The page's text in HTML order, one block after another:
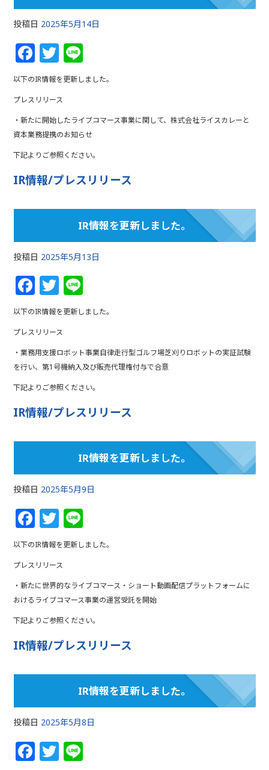
投稿日 2025年5月14日
F
a
c
e
b
o
o
k
T
w
itt
e
r
n
e
以下のIR情報を更新しました。
プレスリリース
・新たに開始したライブコマース事業に関して、株式会社ライスカレーと
資本業務提携のお知らせ
下記よりご参照ください。
IR情報/プレスリリース
IR情報を更新しました。
投稿日 2025年5月13日
F
a
c
e
b
o
o
k
T
w
itt
e
r
n
e
以下のIR情報を更新しました。
プレスリリース
・業務用支援ロボット事業自律走行型ゴルフ場芝刈りロボットの実証試験
を行い、第1号機納入及び販売代理権付与で合意
下記よりご参照ください。
IR情報/プレスリリース
IR情報を更新しました。
投稿日 2025年5月9日
F
a
c
e
b
o
o
k
T
w
itt
e
r
n
e
以下のIR情報を更新しました。
プレスリリース
・新たに世界的なライブコマース・ショート動画配信プラットフォームに
おけるライブコマース事業の運営受託を開始
下記よりご参照ください。
IR情報/プレスリリース
IR情報を更新しました。
投稿日 2025年5月8日
F T